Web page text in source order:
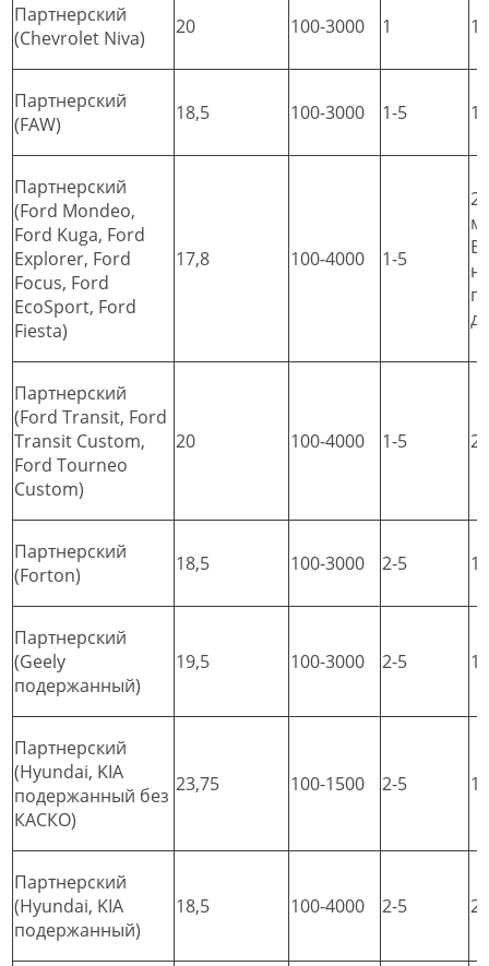
Партнерский
(Chevrolet Niva)
20 100-3000 1
Партнерский
(FAW)
18,5 100-3000 1-5
Партнерский
(Ford Mondeo,
Ford Kuga, Ford
Explorer, Ford
Focus, Ford
EcoSport, Ford
Fiesta)
17,8 100-4000 1-5
Партнерский
(Ford Transit, Ford
Transit Custom,
Ford Tourneo
Custom)
20 100-4000 1-5
Партнерский
(Forton)
18,5 100-3000 2-5
Партнерский
(Geely
подержанный)
19,5 100-3000 2-5
Партнерский
(Hyundai, KIA
подержанный без
КАСКО)
23,75 100-1500 2-5
Партнерский
(Hyundai, KIA
подержанный)
18,5 100-4000 2-5